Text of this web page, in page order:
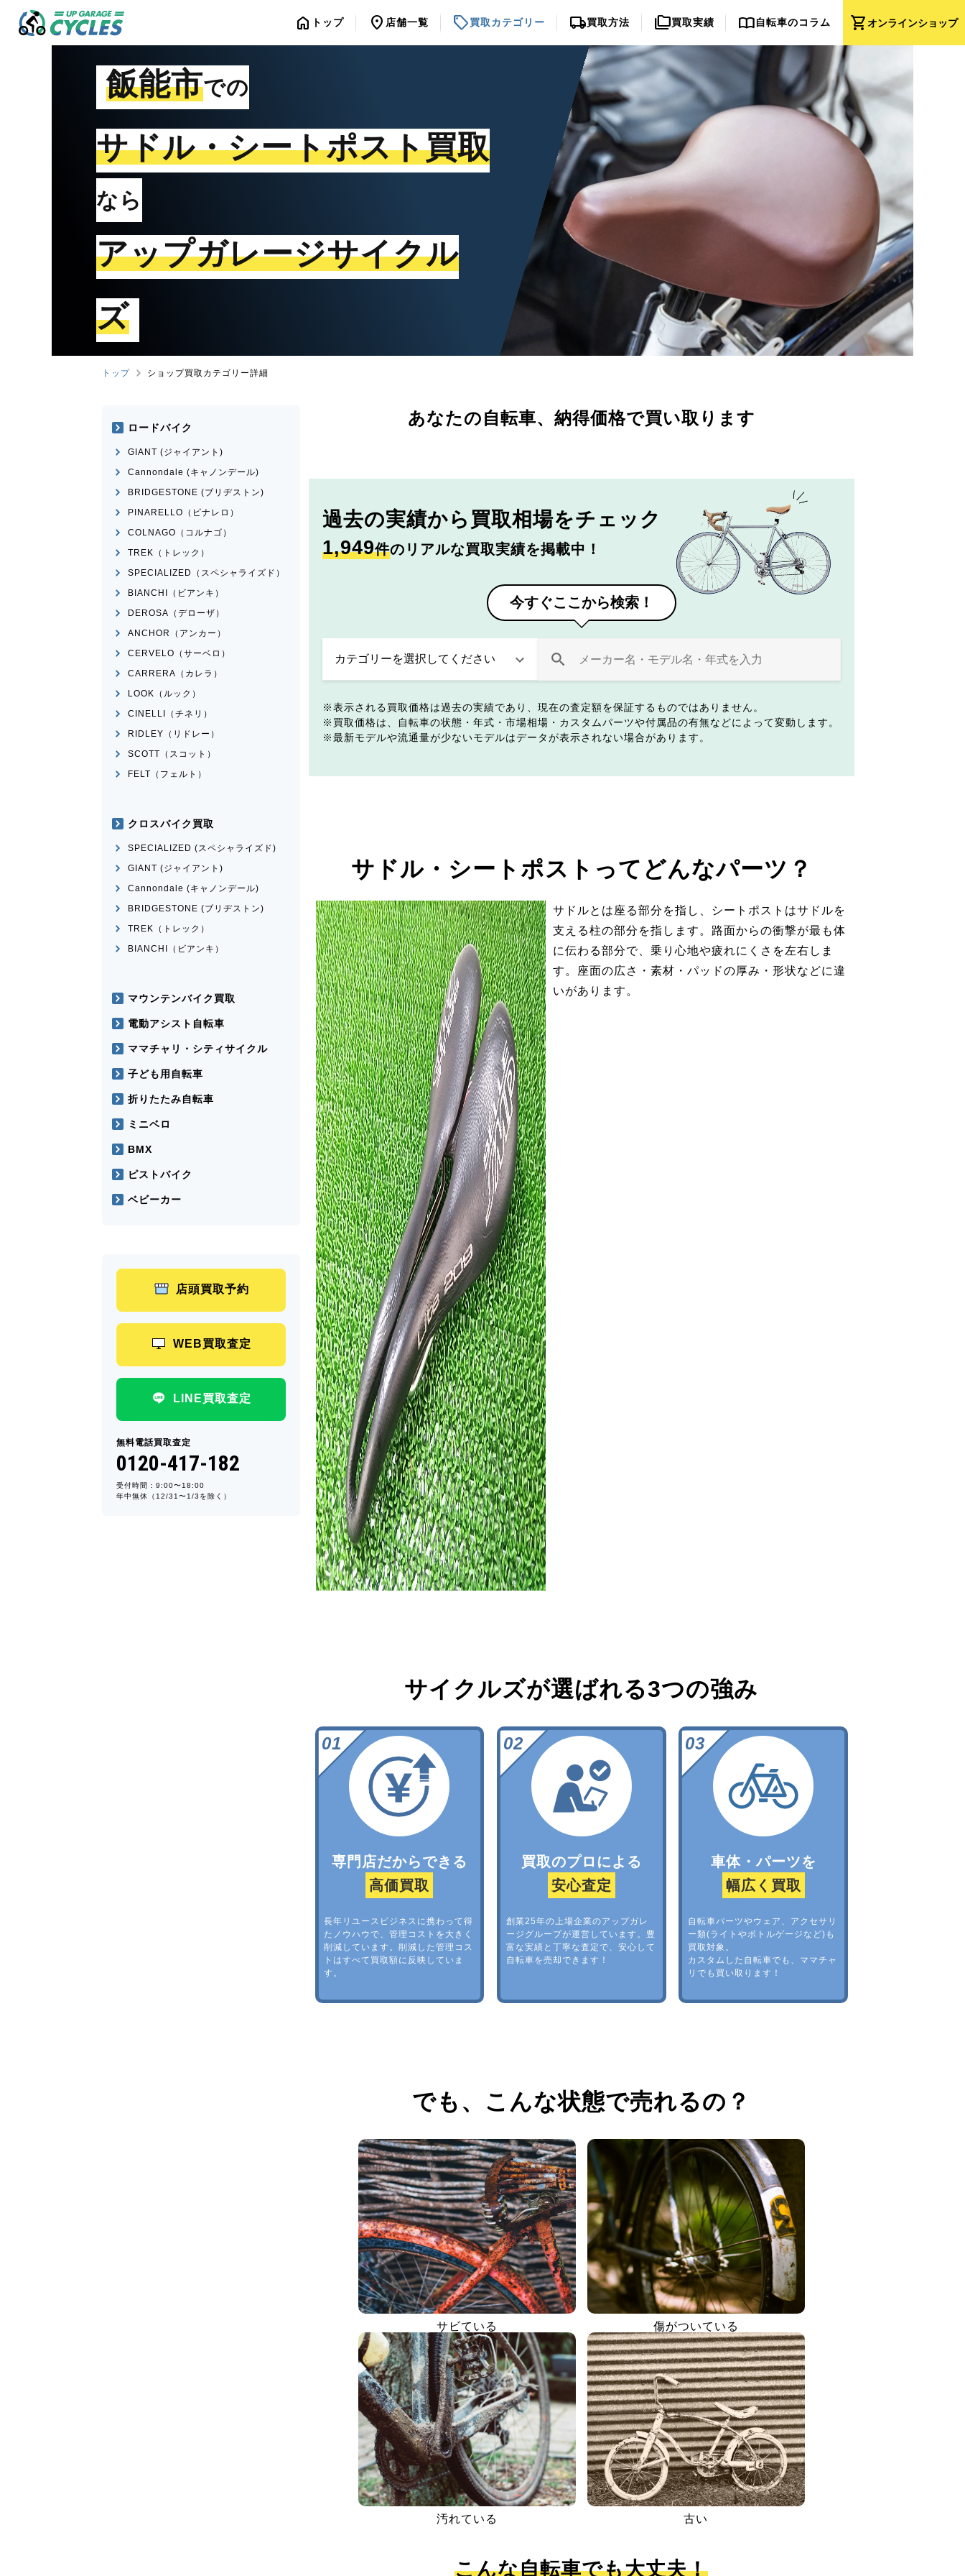
shopping_cartオンラインショップ
home トップ location_on 店舗一覧 sell買取カテゴリー local_shipping買取方法 folder_copy買取実績 import_contacts自転車のコラム
飯能市での
サドル・シートポスト買取
なら
アップガレージサイクル
ズ
トップ ショップ買取カテゴリー詳細
あなたの自転車、 納得価格で買い取ります
過去の実績から 買取相場をチェック
1,949件のリアルな買取実績を掲載中！
今すぐここから検索！
表示される買取価格は過去の実績であり、現在の査定額を保証するものではありません。
買取価格は、自転車の状態・年式・市場相場・カスタムパーツや付属品の有無などによって変動します。
最新モデルや流通量が少ないモデルはデータが表示されない場合があります。
サドル・シートポストってどんなパーツ？
サドルとは座る部分を指し、シートポストはサドルを
支える柱の部分を指します。路面からの衝撃が最も体
に伝わる部分で、乗り心地や疲れにくさを左右しま
す。座面の広さ・素材・パッドの厚み・形状などに違
いがあります。
サイクルズが選ばれる3つの強み
専門店だからできる
高価買取
長年リユースビジネスに携わって得
たノウハウで、管理コストを大きく
削減しています。削減した管理コス
トはすべて買取額に反映していま
す。
買取のプロによる
安心査定
創業25年の上場企業のアップガレ
ージグループが運営しています。豊
富な実績と丁寧な査定で、安心して
自転車を売却できます！
車体・パーツを
幅広く買取
自転車パーツやウェア、アクセサリ
ー類(ライトやボトルゲージなど)も
買取対象。
カスタムした自転車でも、ママチャ
リでも買い取ります！
でも、 こんな状態で売れるの？
サビている 傷がついている
汚れている 古い
こんな自転車でも大丈夫！
ロードバイク
GIANT (ジャイアント)
Cannondale (キャノンデール)
BRIDGESTONE (ブリヂストン)
PINARELLO（ピナレロ）
COLNAGO（コルナゴ）
TREK（トレック）
SPECIALIZED（スペシャライズド）
BIANCHI（ビアンキ）
DEROSA（デローザ）
ANCHOR（アンカー）
CERVELO（サーベロ）
CARRERA（カレラ）
LOOK（ルック）
CINELLI（チネリ）
RIDLEY（リドレー）
SCOTT（スコット）
FELT（フェルト）
クロスバイク買取
SPECIALIZED (スペシャライズド)
GIANT (ジャイアント)
Cannondale (キャノンデール)
BRIDGESTONE (ブリヂストン)
TREK（トレック）
BIANCHI（ビアンキ）
マウンテンバイク買取
電動アシスト自転車
ママチャリ・シティサイクル
子ども用自転車
折りたたみ自転車
ミニベロ
BMX
ピストバイク
ベビーカー
店頭買取予約
WEB買取査定
LINE買取査定
無料電話買取査定
0120-417-182
受付時間：9:00〜18:00
年中無休（12/31〜1/3を除く）